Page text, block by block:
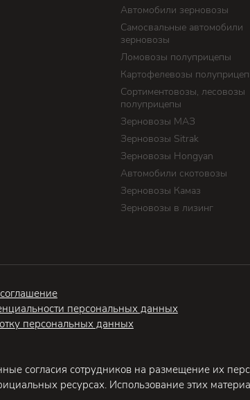
Автомобили зерновозы
Самосвальные автомобили
зерновозы
Ломовозы полуприцепы
Картофелевозы
Сортиментовозы, лесовозы
полуприцепы
Зерновозы МАЗ
Зерновозы Sitrak
Зерновозы Hongyan
Автомобили скотовозы
Зерновозы Камаз
Зерновозы в лизинг
персональных данных
персональных данных
согласия сотрудников на размещение их
ресурсах. Использование этих